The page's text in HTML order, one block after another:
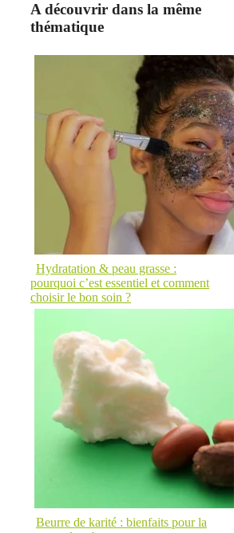
A découvrir dans la même
thématique
Hydratation & peau grasse :
pourquoi c’est essentiel et comment
choisir le bon soin ?
Beurre de karité : bienfaits pour la